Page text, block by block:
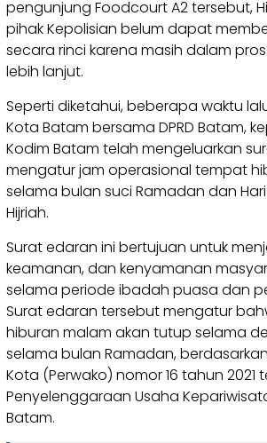
pengunjung Foodcourt A2 tersebut,
pihak Kepolisian belum dapat
secara rinci karena masih dalam
lebih lanjut.
Seperti diketahui, beberapa waktu
Kota Batam bersama DPRD Batam,
Kodim Batam telah mengeluarkan
mengatur jam operasional tempat
selama bulan suci Ramadan dan Hari
Hijriah.
Surat edaran ini bertujuan untuk
keamanan, dan kenyamanan
selama periode ibadah puasa dan
Surat edaran tersebut mengatur
hiburan malam akan tutup selama
selama bulan Ramadan,
Kota (Perwako) nomor 16 tahun 2021
Penyelenggaraan Usaha
Batam.